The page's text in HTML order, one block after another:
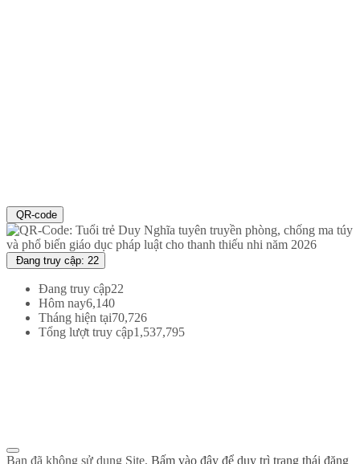
QR-code
Đang truy cập: 22
Đang truy cập22
Hôm nay6,140
Tháng hiện tại70,726
Tổng lượt truy cập1,537,795
Bạn đã không sử dụng Site, Bấm vào đây để duy trì trạng thái đăng